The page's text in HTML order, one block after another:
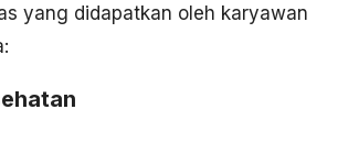
yang didapatkan oleh karyawan